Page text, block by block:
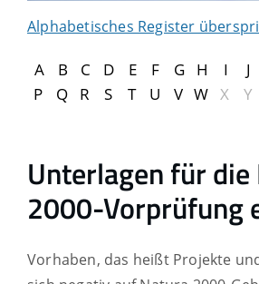
Alphabetisches Register
A B C D E F G H I J
P
Q R S T U V W X Y
Unterlagen für
2000-Vorprüfung
Vorhaben, das heißt Projekte